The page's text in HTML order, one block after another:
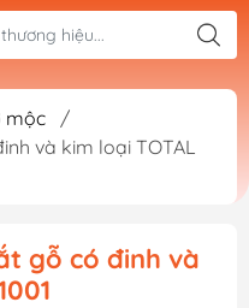
mộc
/
và kim loại TOTAL
gỗ có đinh và